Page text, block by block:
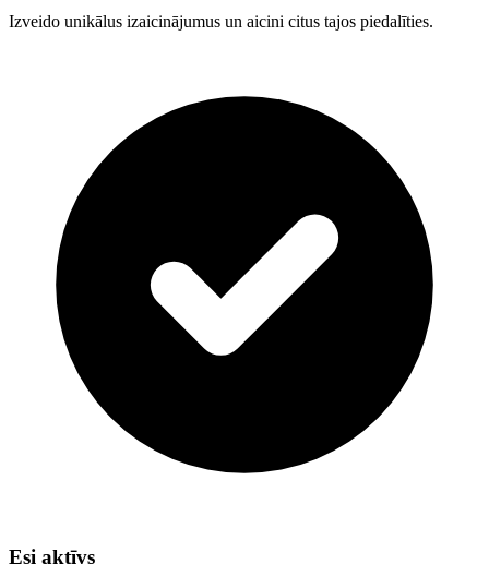
Izveido unikālus izaicinājumus un aicini citus tajos piedalīties.
Esi aktīvs